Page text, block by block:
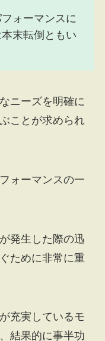
ォーマンスに
末転倒ともい
ニーズを明確に
ことが求められ
ォーマンスの一
発生した際の迅
ために非常に重
充実しているモ
結果的に事半功